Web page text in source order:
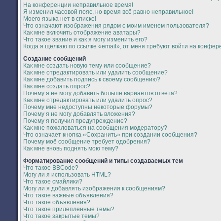
На конференции неправильное время!
Я изменил часовой пояс, но время всё равно неправильное!
Моего языка нет в списке!
Что означают изображения рядом с моим именем пользователя?
Как мне включить отображение аватары?
Что такое звание и как я могу изменить его?
Когда я щёлкаю по ссылке «email», от меня требуют войти на
Создание сообщений
Как мне создать новую тему или сообщение?
Как мне отредактировать или удалить сообщение?
Как мне добавить подпись к своему сообщению?
Как мне создать опрос?
Почему я не могу добавить больше вариантов ответа?
Как мне отредактировать или удалить опрос?
Почему мне недоступны некоторые форумы?
Почему я не могу добавлять вложения?
Почему я получил предупреждение?
Как мне пожаловаться на сообщения модератору?
Что означает кнопка «Сохранить» при создании сообщения?
Почему моё сообщение требует одобрения?
Как мне вновь поднять мою тему?
Форматирование сообщений и типы создаваемых тем
Что такое BBCode?
Могу ли я использовать HTML?
Что такое смайлики?
Могу ли я добавлять изображения к сообщениям?
Что такое важные объявления?
Что такое объявления?
Что такое прилепленные темы?
Что такое закрытые темы?